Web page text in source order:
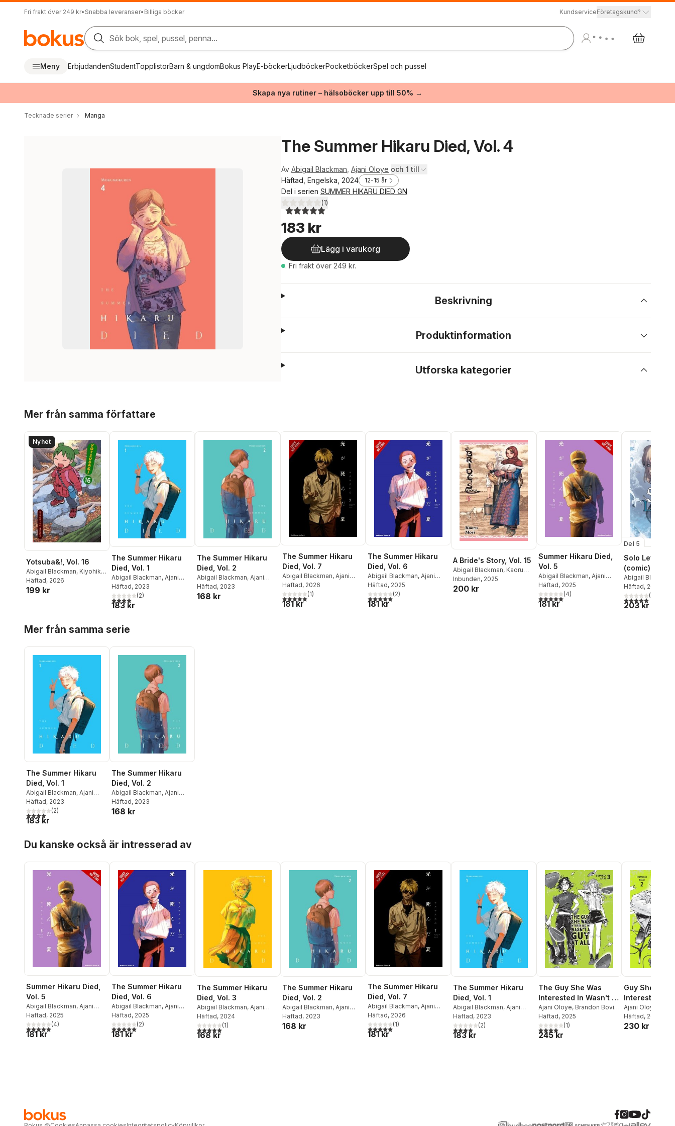
Fri frakt över 249 kr• Snabba leveranser• Billiga böcker KundserviceFöretagskund?
Sök bok, spel, pussel, penna...
Meny ErbjudandenStudentTopplistorBarn & ungdomBokus PlayE-böckerLjudböckerPocketböckerSpel och pussel
Skapa nya rutiner – hälsoböcker upp till 50% →
Tecknade serier Manga
The Summer Hikaru Died, Vol. 4
Av Abigail Blackman Ajani Oloye och 1 till
Häftad, Engelska, 2024
12-15 år
Del i serien SUMMER HIKARU DIED GN
5,0utav 5 stjärnor. Totalt antal röster:
(1)
183 kr
Lägg i varukorg
. Fri frakt över 249 kr.
Beskrivning
Produktinformation
Utforska kategorier
Mer från samma författare
Nyhet
Yotsuba&!, Vol. 16
Abigail Blackman, Kiyohiko
Azuma, Stephen Paul
Häftad, 2026
199 kr
The Summer Hikaru
Died, Vol. 1
Abigail Blackman, Ajani
Oloye,Mokumokuren
Mokumokuren
Häftad, 2023
4,0utav 5 stjärnor. Totalt antal röster:
(2)
183 kr
The Summer Hikaru
Died, Vol. 2
Abigail Blackman, Ajani
Oloye,Mokumokuren
Mokumokuren
Häftad, 2023
168 kr
The Summer Hikaru
Died, Vol. 7
Abigail Blackman, Ajani
Oloye,Mokumokuren
Mokumokuren
Häftad, 2026
5,0utav 5 stjärnor. Totalt antal röster:
(1)
181 kr
The Summer Hikaru
Died, Vol. 6
Abigail Blackman, Ajani
Oloye,Mokumokuren
Mokumokuren
Häftad, 2025
5,0utav 5 stjärnor. Totalt antal röster:
(2)
181 kr
A Bride's Story, Vol. 15
Abigail Blackman, Kaoru
Mori,William Flanagan
Inbunden, 2025
200 kr
Summer Hikaru Died,
Vol. 5
Abigail Blackman, Ajani
Oloye,Mokumokuren
Mokumokuren
Häftad, 2025
5,0utav 5 stjärnor. Totalt antal röster:
(4)
181 kr
Del 5
Solo
(comic)
Abigail Blackman
Chugong
STUDIO),
Torres
Häftad, 2022
5,0utav 5(
203 kr
Mer från samma serie
The Summer Hikaru
Died, Vol. 1
Abigail Blackman, Ajani
Oloye,Mokumokuren
Mokumokuren
Häftad, 2023
4,0utav 5 stjärnor. Totalt antal röster:
(2)
183 kr
The Summer Hikaru
Died, Vol. 2
Abigail Blackman, Ajani
Oloye,Mokumokuren
Mokumokuren
Häftad, 2023
168 kr
Du kanske också är intresserad av
Summer Hikaru Died,
Vol. 5
Abigail Blackman, Ajani
Oloye,Mokumokuren
Mokumokuren
Häftad, 2025
5,0utav 5 stjärnor. Totalt antal röster:
(4)
181 kr
The Summer Hikaru
Died, Vol. 6
Abigail Blackman, Ajani
Oloye,Mokumokuren
Mokumokuren
Häftad, 2025
5,0utav 5 stjärnor. Totalt antal röster:
(2)
181 kr
The Summer Hikaru
Died, Vol. 3
Abigail Blackman, Ajani
Oloye,Mokumokuren
Mokumokuren
Häftad, 2024
5,0utav 5 stjärnor. Totalt antal röster:
(1)
168 kr
The Summer Hikaru
Died, Vol. 2
Abigail Blackman, Ajani
Oloye,Mokumokuren
Mokumokuren
Häftad, 2023
168 kr
The Summer Hikaru
Died, Vol. 7
Abigail Blackman, Ajani
Oloye,Mokumokuren
Mokumokuren
Häftad, 2026
5,0utav 5 stjärnor. Totalt antal röster:
(1)
181 kr
The Summer Hikaru
Died, Vol. 1
Abigail Blackman, Ajani
Oloye,Mokumokuren
Mokumokuren
Häftad, 2023
4,0utav 5 stjärnor. Totalt antal röster:
(2)
183 kr
The Guy She Was
Interested In Wasn't a
Guy at All, Vol. 3
Ajani Oloye, Brandon Bovia ,
Sumiko Arai
Häftad, 2025
4,0utav 5 stjärnor. Totalt antal röster:
(1)
245 kr
Guy She Was
Interested In
Guy at All,
Ajani Oloye
Sumiko Arai
Häftad, 2025
230 kr